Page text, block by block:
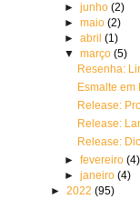
► junho (2)
► maio (2)
► abril (1)
▼ março (5)
Resenha:
Esmalte
Release:
Release:
Release:
► fevereiro (4)
► janeiro (4)
►2022(95)